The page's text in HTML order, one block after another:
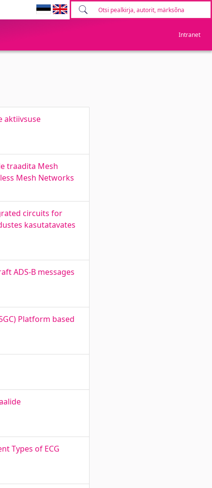
Intranet
aktiivsuse
traadita Mesh
Mesh Networks
circuits for
kasutatavates
ADS-B messages
Platform based
Types of ECG